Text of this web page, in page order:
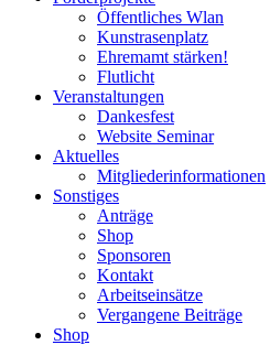
Öffentliches Wlan
Kunstrasenplatz
Ehremamt stärken!
Flutlicht
Veranstaltungen
Dankesfest
Website Seminar
Aktuelles
Mitgliederinformationen
Sonstiges
Anträge
Shop
Sponsoren
Kontakt
Arbeitseinsätze
Vergangene Beiträge
Shop